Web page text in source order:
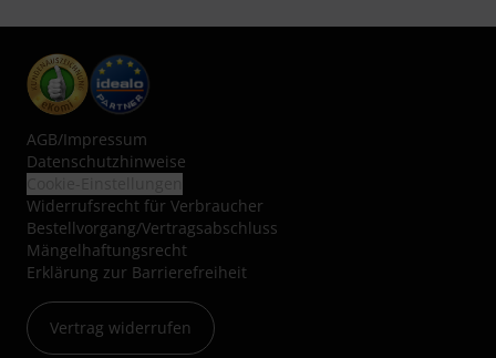
AGB/Impressum
Datenschutzhinweise
Widerrufsrecht für Verbraucher
Bestellvorgang/Vertragsabschluss
Mängelhaftungsrecht
Erklärung zur Barrierefreiheit
Vertrag widerrufen